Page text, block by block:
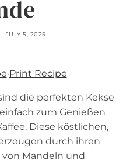
JULY 5, 2025
·Print Recipe
die perfekten Kekse
zum Genießen
Diese köstlichen,
durch ihren
Mandeln und